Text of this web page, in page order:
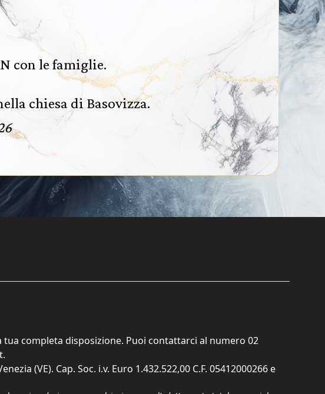
con le famiglie.
chiesa di Basovizza.
completa disposizione. Puoi contattarci al numero 02
.
(VE). Cap. Soc. i.v. Euro 1.432.522,00 C.F. 05412000266 e